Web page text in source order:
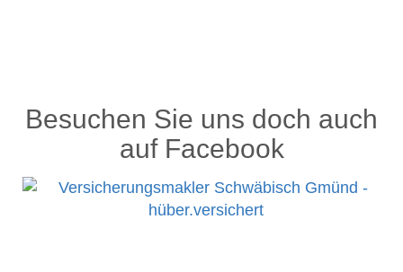
Besuchen Sie uns doch auch
auf Facebook